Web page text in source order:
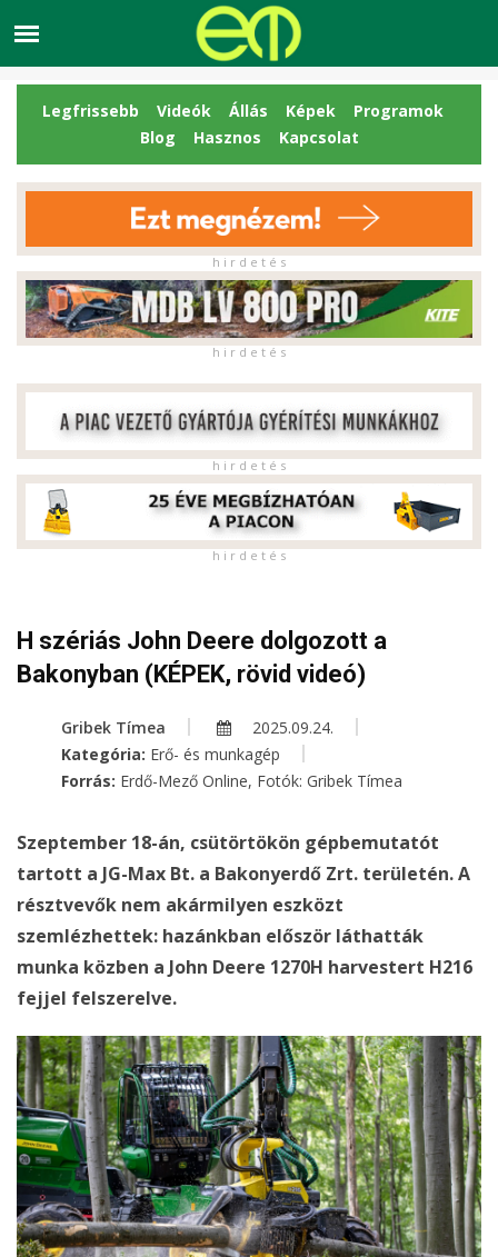
Legfrissebb Videók Állás Képek
Programok
Blog
Hasznos Kapcsolat
h i r d e t é s
h i r d e t é s
h i r d e t é s
h i r d e t é s
H szériás John Deere dolgozott a
Bakonyban (KÉPEK, rövid videó)
Gribek Tímea
2025.09.24.
Kategória: Erő- és munkagép
Forrás: Erdő-Mező Online, Fotók: Gribek Tímea
Szeptember 18-án, csütörtökön gépbemutatót
tartott a JG-Max Bt. a Bakonyerdő Zrt. területén. A
résztvevők nem akármilyen eszközt
szemlézhettek: hazánkban először láthatták
munka közben a John Deere 1270H harvestert H216
fejjel felszerelve.